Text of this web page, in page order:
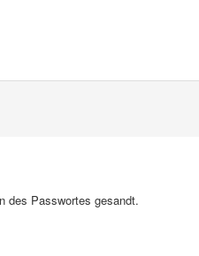
des Passwortes gesandt.